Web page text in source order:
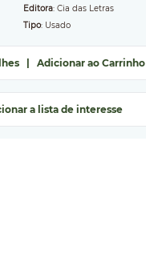
Editora: Cia das Letras
Tipo: Usado
| Adicionar ao Carrinho
a lista de interesse